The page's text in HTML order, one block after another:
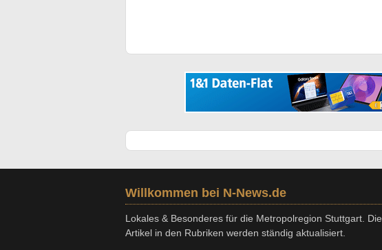
Willkommen bei N-News.de
Lokales & Besonderes für die Metropolregion Stuttgart. Die
Artikel in den Rubriken werden ständig aktualisiert.